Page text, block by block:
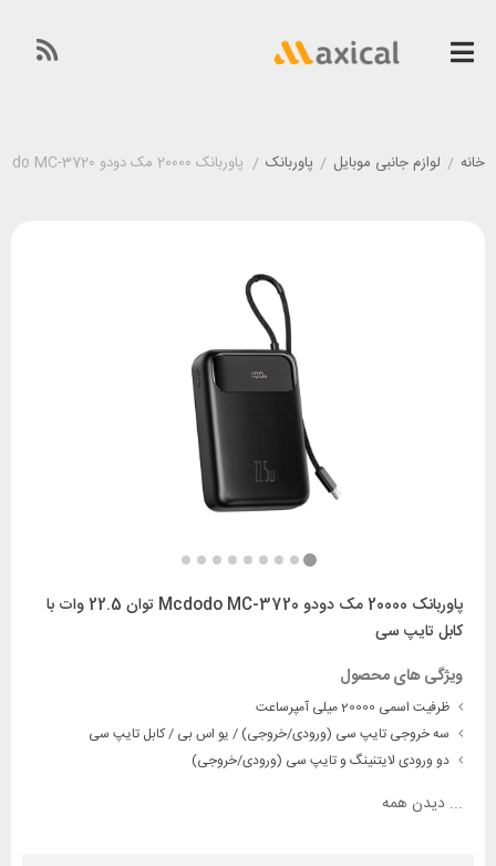
خانه / لوازم جانبی موبایل / پاوربانک / پاوربانک 20000 مک دودو Mcdodo MC-3720 توان 22.5 وات با کابل تایپ سی
پاوربانک 20000 مک دودو Mcdodo MC-3720 توان 22.5 وات با
کابل تایپ سی
ویژگی های محصول
ظرفیت اسمی 20000 میلی آمپرساعت
سه خروجی تایپ سی (ورودی/خروجی) / یو اس بی / کابل تایپ سی
دو ورودی لایتنینگ و تایپ سی (ورودی/خروجی)
... دیدن همه